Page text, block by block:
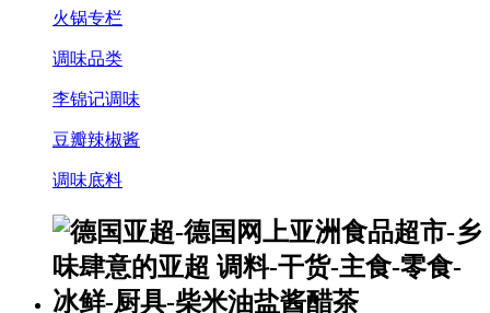
火锅专栏
调味品类
李锦记调味
豆瓣辣椒酱
调味底料